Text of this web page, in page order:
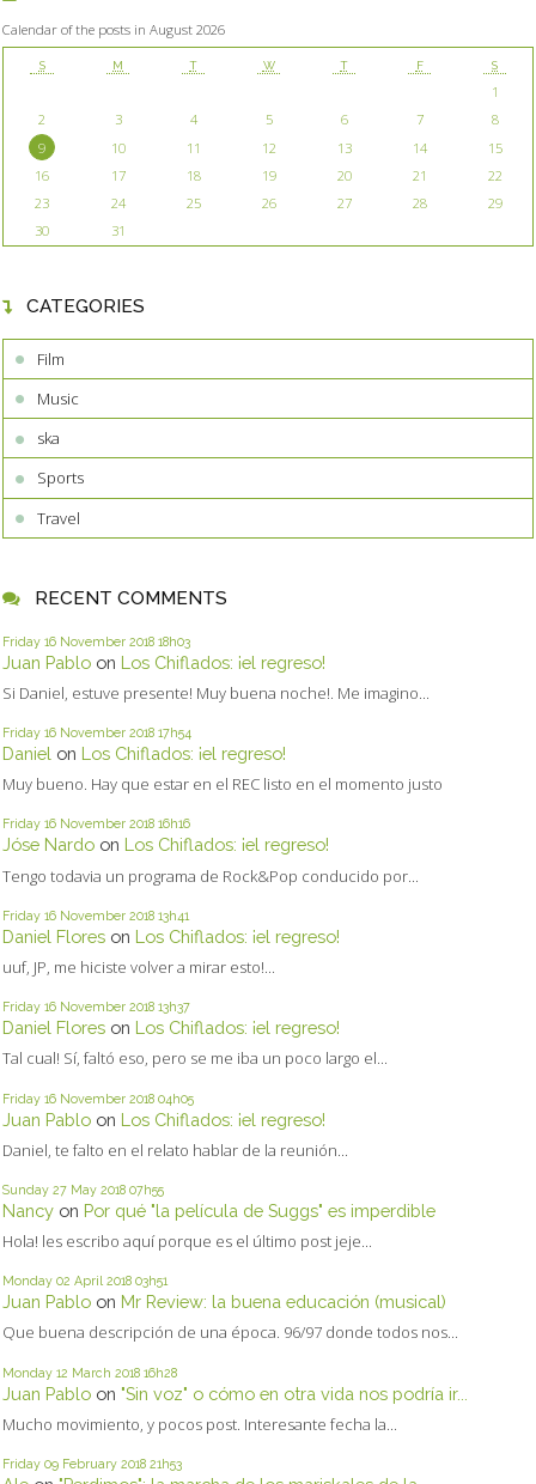
Calendar of the posts in August 2026
S M T W T F S
1
2
3 4 5 6 7
8
9
10 11 12 13 14
15
16
17 18 19 20 21
22
23
24 25 26 27 28
29
30
31
CATEGORIES
Film
Music
ska
Sports
Travel
RECENT COMMENTS
Friday 16 November 2018 18h03
Juan Pablo on Los Chiflados: ¡el regreso!
Si Daniel, estuve presente! Muy buena noche!. Me imagino...
Friday 16 November 2018 17h54
Daniel on Los Chiflados: ¡el regreso!
Muy bueno. Hay que estar en el REC listo en el momento justo
Friday 16 November 2018 16h16
Jóse Nardo on Los Chiflados: ¡el regreso!
Tengo todavia un programa de Rock&Pop conducido por...
Friday 16 November 2018 13h41
Daniel Flores on Los Chiflados: ¡el regreso!
uuf, JP, me hiciste volver a mirar esto!...
Friday 16 November 2018 13h37
Daniel Flores on Los Chiflados: ¡el regreso!
Tal cual! Sí, faltó eso, pero se me iba un poco largo el...
Friday 16 November 2018 04h05
Juan Pablo on Los Chiflados: ¡el regreso!
Daniel, te falto en el relato hablar de la reunión...
Sunday 27 May 2018 07h55
Nancy on Por qué "la película de Suggs" es imperdible
Hola! les escribo aquí porque es el último post jeje...
Monday 02 April 2018 03h51
Juan Pablo on Mr Review: la buena educación (musical)
Que buena descripción de una época. 96/97 donde todos nos...
Monday 12 March 2018 16h28
Juan Pablo on "Sin voz" o cómo en otra vida nos podría ir...
Mucho movimiento, y pocos post. Interesante fecha la...
Friday 09 February 2018 21h53